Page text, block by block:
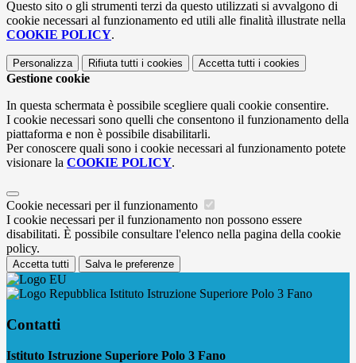
Questo sito o gli strumenti terzi da questo utilizzati si avvalgono di
cookie necessari al funzionamento ed utili alle finalità illustrate nella
COOKIE POLICY.
Personalizza Rifiuta tutti i cookies Accetta tutti i cookies
Gestione cookie
In questa schermata è possibile scegliere quali cookie consentire.
I cookie necessari sono quelli che consentono il funzionamento della
piattaforma e non è possibile disabilitarli.
Per conoscere quali sono i cookie necessari al funzionamento potete
visionare la COOKIE POLICY.
Cookie necessari per il funzionamento
I cookie necessari per il funzionamento non possono essere
disabilitati. È possibile consultare l'elenco nella pagina della cookie
policy.
Accetta tutti Salva le preferenze
Istituto Istruzione Superiore Polo 3 Fano
Contatti
Istituto Istruzione Superiore Polo 3 Fano